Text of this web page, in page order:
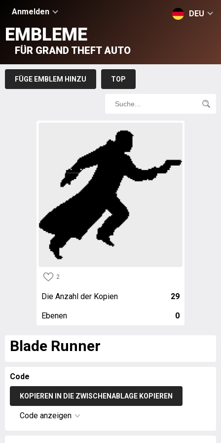
Anmelden DEU
EMBLEME
FÜR GRAND THEFT AUTO
FÜGE EMBLEM HINZU TOP
2
Die Anzahl der Kopien 29
Ebenen 0
Blade Runner
Code
KOPIEREN IN DIE ZWISCHENABLAGE KOPIEREN
Code anzeigen